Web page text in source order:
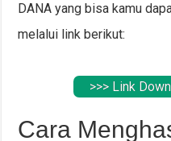
DANA yang bisa kamu
melalui link berikut:
>>> Link
Cara